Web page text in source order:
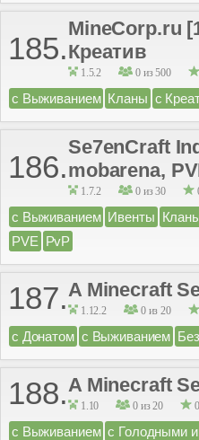
185.
MineCorp.ru
Креатив
1.5.2 0 из 500
с Выживанием Кланы с
186.
Se7enCraft
mobarena,
1.7.2 0 из 30
с Выживанием Ивенты
PVE PvP
187.A Minecraft
1.12.2 0 из 20
с Донатом с Выживанием
188.A Minecraft
1.10 0 из 20 0
с Выживанием с Голодными